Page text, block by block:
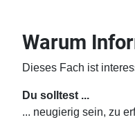
Warum
Dieses Fach ist
Du solltest ...
... neugierig sein, zu